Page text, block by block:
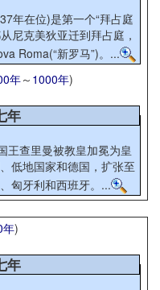
年在位)是第一个“拜占庭
尼克美狄亚迁到拜占庭，
Roma(“新罗马”)。...
年～ 1000年)
年
王查里曼被教皇加冕为皇
低地国家和德国，扩张至
匈牙利和西班牙。...
年)
年